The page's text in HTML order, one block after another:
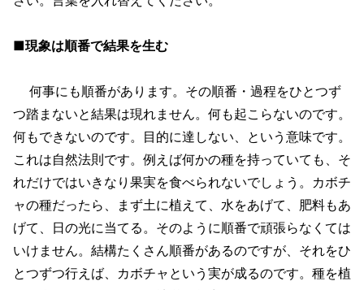
■現象は順番で結果を生む
何事にも順番があります。その順番・過程をひとつず
つ踏まないと結果は現れません。何も起こらないのです。
何もできないのです。目的に達しない、という意味です。
これは自然法則です。例えば何かの種を持っていても、そ
れだけではいきなり果実を食べられないでしょう。カボチ
ャの種だったら、まず土に植えて、水をあげて、肥料もあ
げて、日の光に当てる。そのように順番で頑張らなくては
いけません。結構たくさん順番があるのですが、それをひ
とつずつ行えば、カボチャという実が成るのです。種を植